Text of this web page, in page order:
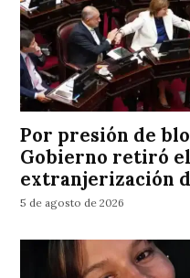
Por presión de
Gobierno retiró
extranjerización
5 de agosto de 2026